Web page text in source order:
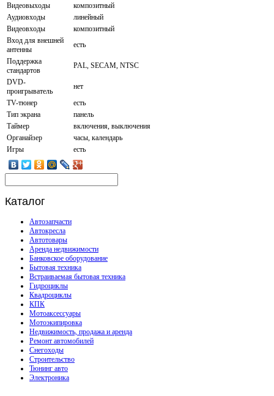
Видеовыходы
композитный
Аудиовходы
линейный
Видеовходы
композитный
Вход для внешней
антенны
есть
Поддержка
стандартов
PAL, SECAM, NTSC
DVD-
проигрыватель
нет
TV-тюнер
есть
Тип экрана
панель
Таймер
включения, выключения
Органайзер
часы, календарь
Игры
есть
Каталог
Автозапчасти
Автокресла
Автотовары
Аренда недвижимости
Банковское оборудование
Бытовая техника
Встраиваемая бытовая техника
Гидроциклы
Квадроциклы
КПК
Мотоаксессуары
Мотоэкипировка
Недвижимость, продажа и аренда
Ремонт автомобилей
Снегоходы
Строительство
Тюнинг авто
Электроника